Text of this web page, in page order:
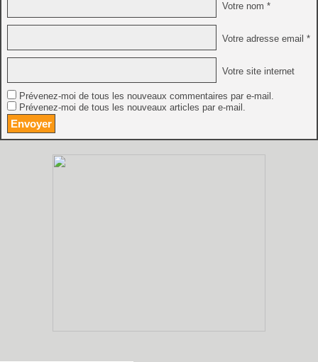
Votre nom *
Votre adresse email *
Votre site internet
Prévenez-moi de tous les nouveaux commentaires par e-mail.
Prévenez-moi de tous les nouveaux articles par e-mail.